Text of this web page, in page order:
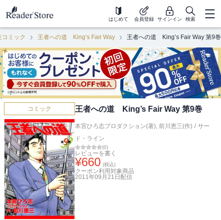
はじめて 会員登録 サインイン 検索
コミック 王者への道 King’s Fair Way 王者への道 King’s Fair Way 第9巻
コミック 王者への道 King’s Fair Way 第9巻
本宮ひろ志プロダクション(著), 前川恵三(作) / サー
ド・ライン
(0)
レビューを書く
¥660 (税込)
クーポン利用対象商品
2011年09月21日 配信